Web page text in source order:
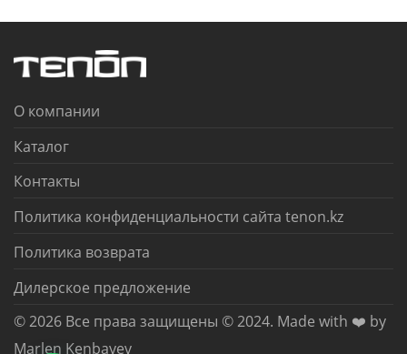
О компании
Каталог
Контакты
Политика конфиденциальности сайта tenon.kz
Политика возврата
Дилерское предложение
© 2026 Все права защищены © 2024. Made with ❤️ by
Marlen Kenbayev